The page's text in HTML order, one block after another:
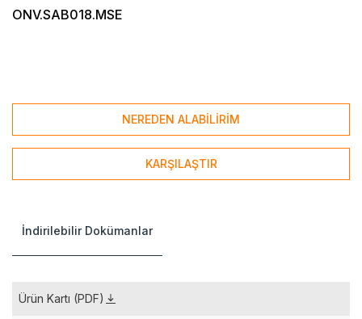
ONV.SAB018.MSE
NEREDEN ALABİLİRİM
KARŞILAŞTIR
İndirilebilir Dokümanlar
Ürün Kartı (PDF)